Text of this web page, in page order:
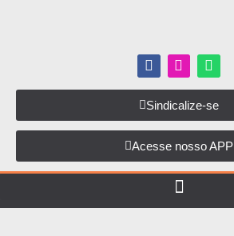
Sindicalize-se
Acesse nosso APP